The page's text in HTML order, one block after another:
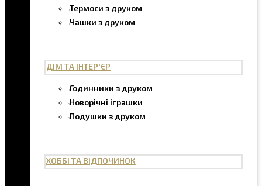
Термоси з друком
Чашки з друком
ДІМ ТА ІНТЕР'ЄР
Годинники з друком
Новорічні іграшки
Подушки з друком
ХОББІ ТА ВІДПОЧИНОК